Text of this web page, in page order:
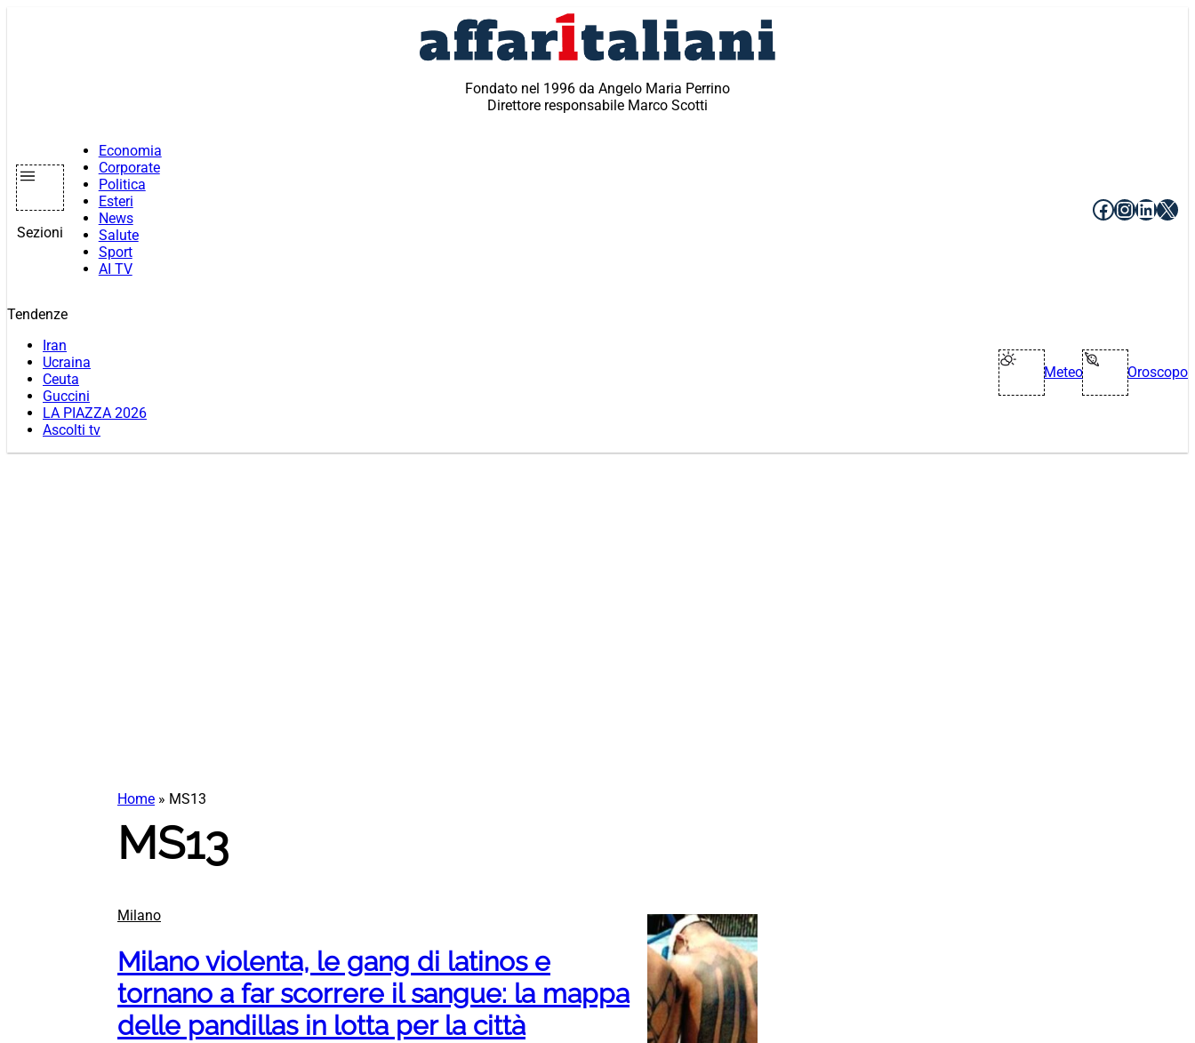
Fondato nel 1996 da Angelo Maria Perrino
Direttore responsabile Marco Scotti
Sezioni
Economia
Corporate
Politica
Esteri
News
Salute
Sport
AI TV
Facebook
X
Tendenze
Iran
Ucraina
Ceuta
Guccini
LA PIAZZA 2026
Ascolti tv
Meteo Oroscopo
Home » MS13
MS13
Milano
Milano violenta, le gang di latinos e
tornano a far scorrere il sangue: la mappa
delle pandillas in lotta per la città